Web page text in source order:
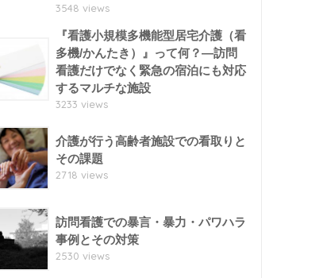
3548 views
『看護小規模多機能型居宅介護（看
多機/かんたき）』って何？―訪問
看護だけでなく緊急の宿泊にも対応
するマルチな施設
3233 views
介護が行う高齢者施設での看取りと
その課題
2718 views
訪問看護での暴言・暴力・パワハラ
事例とその対策
2530 views